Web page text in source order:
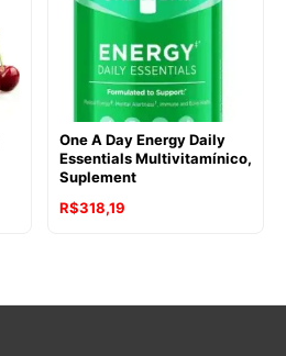
One A Day Energy Daily
Essentials Multivitamínico,
Suplement
R$318,19